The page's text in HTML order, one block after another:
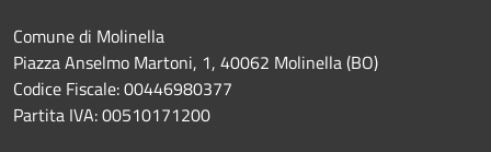
Comune di Molinella
Piazza Anselmo Martoni, 1, 40062 Molinella (BO)
Codice Fiscale: 00446980377
Partita IVA: 00510171200